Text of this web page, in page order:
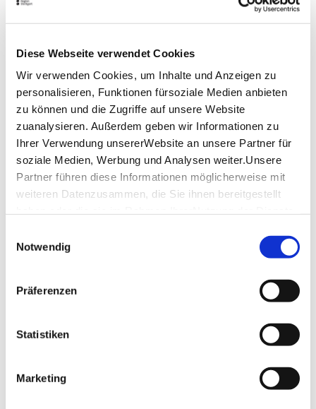
Diese Webseite verwendet Cookies
Wir verwenden Cookies, um Inhalte und Anzeigen zu
personalisieren, Funktionen fürsoziale Medien anbieten
zu können und die Zugriffe auf unsere Website
zuanalysieren. Außerdem geben wir Informationen zu
Ihrer Verwendung unsererWebsite an unsere Partner für
soziale Medien, Werbung und Analysen weiter.Unsere
Partner führen diese Informationen möglicherweise mit
weiteren Datenzusammen, die Sie ihnen bereitgestellt
Impressum
Notwendig
Präferenzen
Statistiken
Marketing
Kostenloser Eintritt Schwimmbad (Badezeit: 2
Öffnungszeiten
Aktuelle Informationen zu Öffnungszeiten, Preisen
und Kontaktdetails finden Sie auf
www.stuttgarterbaeder.de/solebadcannstatt
Lage & Kontakt
SoleBad Cannstatt
Sulzerrainstraße 2
Telefon:+49 (0)711 216 662 70 (Kasse, Auskunft)
Planen Sie Ihre Anreise
Deutsche Bahn AG